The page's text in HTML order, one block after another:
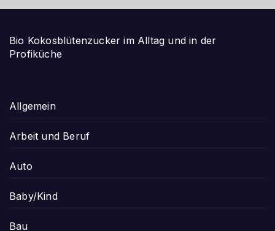
Bio Kokosblütenzucker im Alltag und in der
Profiküche
Allgemein
Arbeit und Beruf
Auto
Baby/Kind
Bau